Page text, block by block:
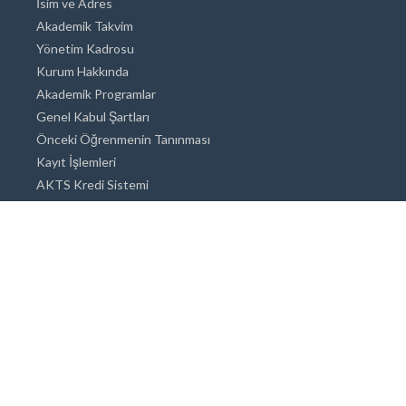
İsim ve Adres
Akademik Takvim
Yönetim Kadrosu
Kurum Hakkında
Akademik Programlar
Genel Kabul Şartları
Önceki Öğrenmenin Tanınması
Kayıt İşlemleri
AKTS Kredi Sistemi